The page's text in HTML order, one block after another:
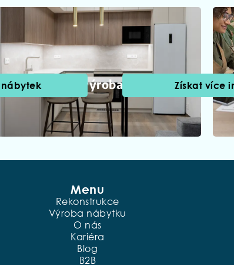
Profesionální výroba nábytkuZískat více
Menu
Rekonstrukce
Výroba nábytku
O nás
Kariéra
Blog
B2B